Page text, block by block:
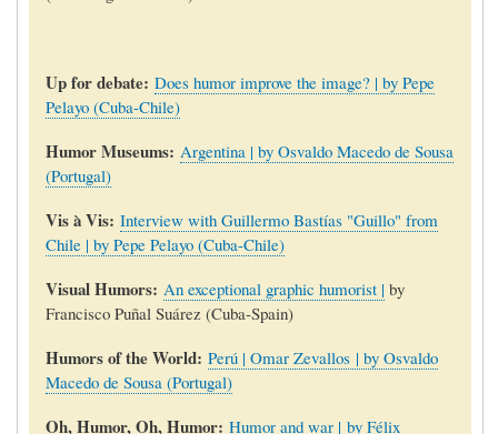
Up for debate: Does humor improve the image? | by Pepe
Pelayo (Cuba-Chile)
Humor Museums: Argentina | by Osvaldo Macedo de Sousa
(Portugal)
Vis à Vis: Interview with Guillermo Bastías "Guillo" from
Chile | by Pepe Pelayo (Cuba-Chile)
Visual Humors: An exceptional graphic humorist | by
Francisco Puñal Suárez (Cuba-Spain)
Humors of the World: Perú | Omar Zevallos | by Osvaldo
Macedo de Sousa (Portugal)
Oh, Humor, Oh, Humor: Humor and war | by Félix